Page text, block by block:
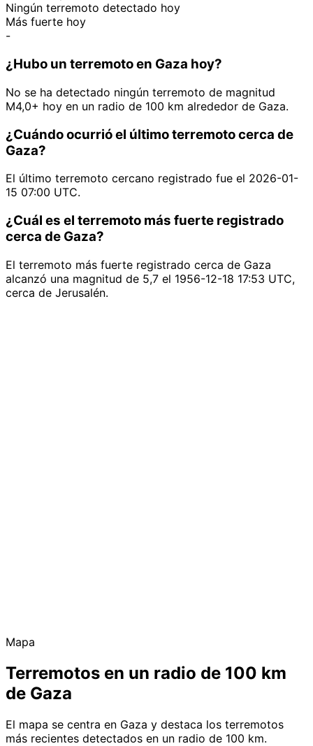
Ningún terremoto detectado hoy
Más fuerte hoy
-
¿Hubo un terremoto en Gaza hoy?
No se ha detectado ningún terremoto de magnitud
M4,0+ hoy en un radio de 100 km alrededor de Gaza.
¿Cuándo ocurrió el último terremoto cerca de
Gaza?
El último terremoto cercano registrado fue el 2026-01-
15 07:00 UTC.
¿Cuál es el terremoto más fuerte registrado
cerca de Gaza?
El terremoto más fuerte registrado cerca de Gaza
alcanzó una magnitud de 5,7 el 1956-12-18 17:53 UTC,
cerca de Jerusalén.
Mapa
Terremotos en un radio de 100 km
de Gaza
El mapa se centra en Gaza y destaca los terremotos
más recientes detectados en un radio de 100 km.